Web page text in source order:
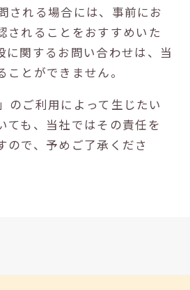
される場合には、事前にお
されることをおすすめいた
に関するお問い合わせは、当
とができません。
のご利用によって生じたい
ても、当社ではその責任を
ので、予めご了承くださ